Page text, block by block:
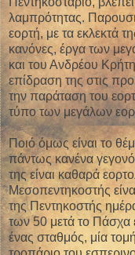
λαμπρότητας.
εορτή, με τα εκλεκτά
κανόνες, έργα των
και του Ανδρέου
επίδραση της στις
την παράταση του
τύπο των μεγάλων
Ποιό όμως είναι το
πάντως κανένα
της είναι καθαρά
Μεσοπεντηκοστής
της Πεντηκοστής
των 50 μετά το Πάσχα
ένας σταθμός, μία